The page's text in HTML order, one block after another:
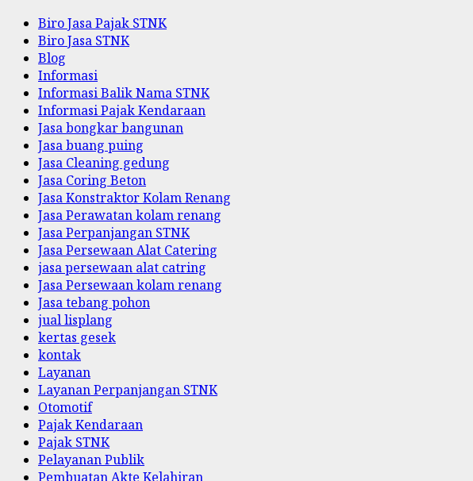
Biro Jasa Pajak STNK
Biro Jasa STNK
Blog
Informasi
Informasi Balik Nama STNK
Informasi Pajak Kendaraan
Jasa bongkar bangunan
Jasa buang puing
Jasa Cleaning gedung
Jasa Coring Beton
Jasa Konstraktor Kolam Renang
Jasa Perawatan kolam renang
Jasa Perpanjangan STNK
Jasa Persewaan Alat Catering
jasa persewaan alat catring
Jasa Persewaan kolam renang
Jasa tebang pohon
jual lisplang
kertas gesek
kontak
Layanan
Layanan Perpanjangan STNK
Otomotif
Pajak Kendaraan
Pajak STNK
Pelayanan Publik
Pembuatan Akte Kelahiran